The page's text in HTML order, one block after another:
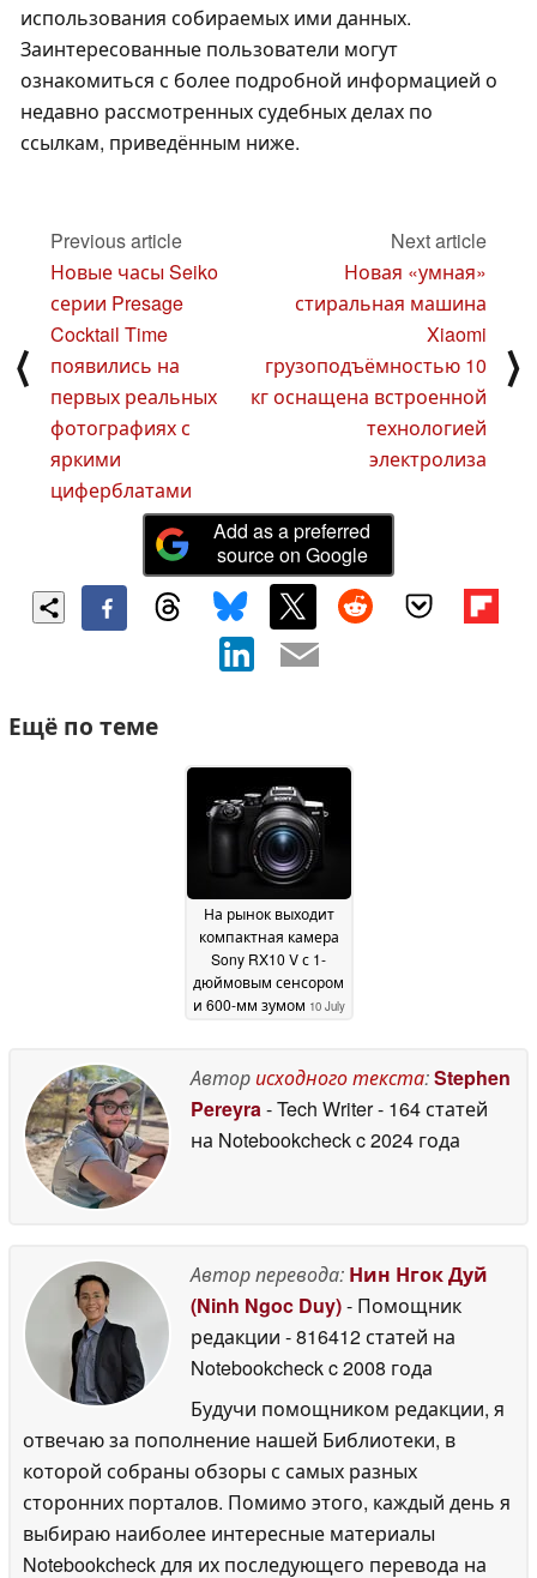
использования собираемых ими данных.
Заинтересованные пользователи могут
ознакомиться с более подробной информацией о
недавно рассмотренных судебных делах по
ссылкам, приведённым ниже.
⟨
Previous article
Новые часы Seiko
серии Presage
Cocktail Time
появились на
первых реальных
фотографиях с
яркими
циферблатами
Next article
Новая «умная»
стиральная машина
Xiaomi
грузоподъёмностью 10
кг оснащена встроенной
технологией
электролиза
⟩
Add as a preferred
source on Google
Ещё по теме
На рынок выходит
компактная камера
Sony RX10 V с 1-
дюймовым сенсором
и 600-мм зумом 10 July
Авторисходного текста:Stephen
Pereyra- Tech Writer- 164 статей
на Notebookcheckc 2024 года
Автор перевода: Нин Нгок Дуй
(Ninh Ngoc Duy)- Помощник
редакции - 816412 статей на
Notebookcheckc 2008 года
Будучи помощником редакции, я
отвечаю за пополнение нашей Библиотеки, в
которой собраны обзоры с самых разных
сторонних порталов. Помимо этого, каждый день я
выбираю наиболее интересные материалы
Notebookcheck для их последующего перевода на